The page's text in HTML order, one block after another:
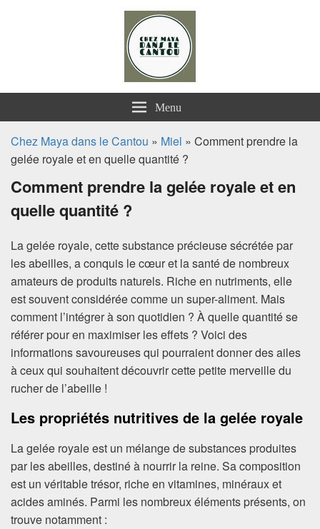
Chez Maya dans le Cantou
Menu
Chez Maya dans le Cantou » Miel » Comment prendre la
gelée royale et en quelle quantité ?
Comment prendre la gelée royale et en
quelle quantité ?
La gelée royale, cette substance précieuse sécrétée par
les abeilles, a conquis le cœur et la santé de nombreux
amateurs de produits naturels. Riche en nutriments, elle
est souvent considérée comme un super-aliment. Mais
comment l’intégrer à son quotidien ? À quelle quantité se
référer pour en maximiser les effets ? Voici des
informations savoureuses qui pourraient donner des ailes
à ceux qui souhaitent découvrir cette petite merveille du
rucher de l’abeille !
Les propriétés nutritives de la gelée royale
La gelée royale est un mélange de substances produites
par les abeilles, destiné à nourrir la reine. Sa composition
est un véritable trésor, riche en vitamines, minéraux et
acides aminés. Parmi les nombreux éléments présents, on
trouve notamment :